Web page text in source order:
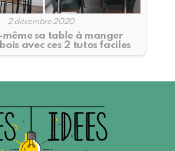
2 décembre 2020
même sa table à manger
avec ces 2 tutos faciles